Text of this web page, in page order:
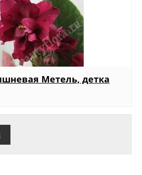
Метель, детка